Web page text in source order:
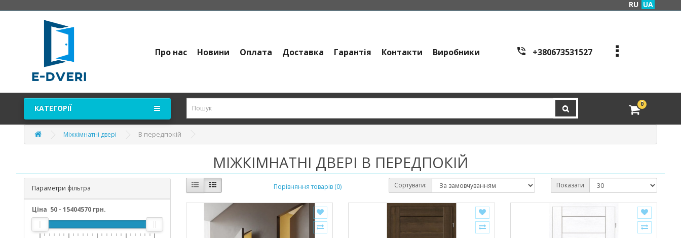
RU UA
Про нас Новини Оплата Доставка Гарантія Контакти Виробники
+380673531527
edveri.kyiv@gmail.com
Режим работы c
tre:
ка 2Б (вхід зі сторони в
б з 10:00 до 16:00
0
КАТЕГОРІЇ
Міжкімнатні двері В передпокій
МІЖКІМНАТНІ ДВЕРІ В ПЕРЕДПОКІЙ
Параметри фільтра
Ціна 50 - 15404570 грн.
Порівняння товарів (0) Сортувати: Показати